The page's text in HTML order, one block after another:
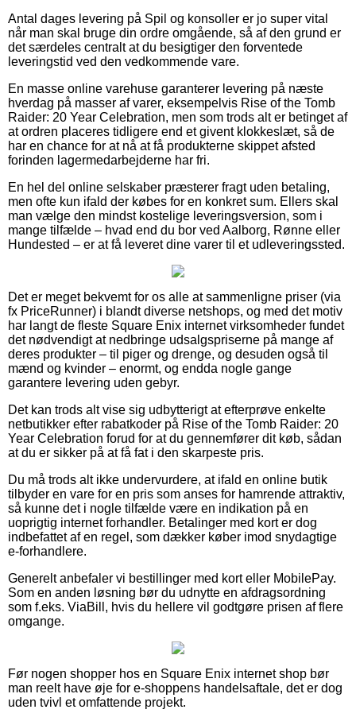
Antal dages levering på Spil og konsoller er jo super vital
når man skal bruge din ordre omgående, så af den grund er
det særdeles centralt at du besigtiger den forventede
leveringstid ved den vedkommende vare.
En masse online varehuse garanterer levering på næste
hverdag på masser af varer, eksempelvis Rise of the Tomb
Raider: 20 Year Celebration, men som trods alt er betinget af
at ordren placeres tidligere end et givent klokkeslæt, så de
har en chance for at nå at få produkterne skippet afsted
forinden lagermedarbejderne har fri.
En hel del online selskaber præsterer fragt uden betaling,
men ofte kun ifald der købes for en konkret sum. Ellers skal
man vælge den mindst kostelige leveringsversion, som i
mange tilfælde – hvad end du bor ved Aalborg, Rønne eller
Hundested – er at få leveret dine varer til et udleveringssted.
Det er meget bekvemt for os alle at sammenligne priser (via
fx PriceRunner) i blandt diverse netshops, og med det motiv
har langt de fleste Square Enix internet virksomheder fundet
det nødvendigt at nedbringe udsalgspriserne på mange af
deres produkter – til piger og drenge, og desuden også til
mænd og kvinder – enormt, og endda nogle gange
garantere levering uden gebyr.
Det kan trods alt vise sig udbytterigt at efterprøve enkelte
netbutikker efter rabatkoder på Rise of the Tomb Raider: 20
Year Celebration forud for at du gennemfører dit køb, sådan
at du er sikker på at få fat i den skarpeste pris.
Du må trods alt ikke undervurdere, at ifald en online butik
tilbyder en vare for en pris som anses for hamrende attraktiv,
så kunne det i nogle tilfælde være en indikation på en
uoprigtig internet forhandler. Betalinger med kort er dog
indbefattet af en regel, som dækker køber imod snydagtige
e-forhandlere.
Generelt anbefaler vi bestillinger med kort eller MobilePay.
Som en anden løsning bør du udnytte en afdragsordning
som f.eks. ViaBill, hvis du hellere vil godtgøre prisen af flere
omgange.
Før nogen shopper hos en Square Enix internet shop bør
man reelt have øje for e-shoppens handelsaftale, det er dog
uden tvivl et omfattende projekt.